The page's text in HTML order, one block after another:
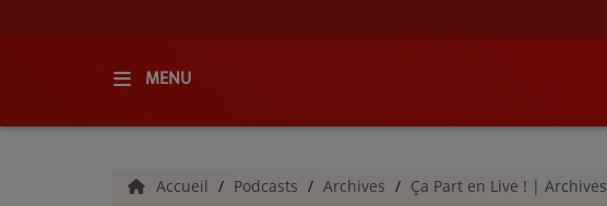
MENU
Accueil Podcasts Archives Ça Part en Live ! | Archives